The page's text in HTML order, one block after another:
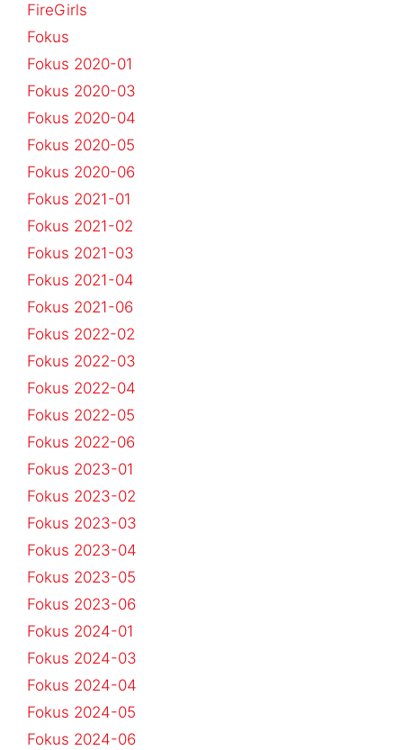
FireGirls
Fokus
Fokus 2020-01
Fokus 2020-03
Fokus 2020-04
Fokus 2020-05
Fokus 2020-06
Fokus 2021-01
Fokus 2021-02
Fokus 2021-03
Fokus 2021-04
Fokus 2021-06
Fokus 2022-02
Fokus 2022-03
Fokus 2022-04
Fokus 2022-05
Fokus 2022-06
Fokus 2023-01
Fokus 2023-02
Fokus 2023-03
Fokus 2023-04
Fokus 2023-05
Fokus 2023-06
Fokus 2024-01
Fokus 2024-03
Fokus 2024-04
Fokus 2024-05
Fokus 2024-06